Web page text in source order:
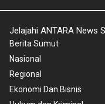
Jelajahi ANTARA News
Berita Sumut
Nasional
Regional
Ekonomi Dan Bisnis